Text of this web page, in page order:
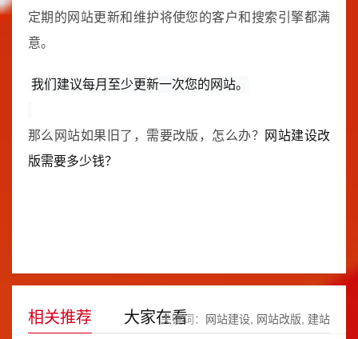
定期的网站更新和维护将使您的客户和搜索引擎都满
意。
我们建议每月至少更新一次您的网站。
那么网站如果旧了，需要改版，怎么办？
网站建设改
版需要多少钱？
相关推荐 大家在看
关键词： 网站建设 网站改版 建站